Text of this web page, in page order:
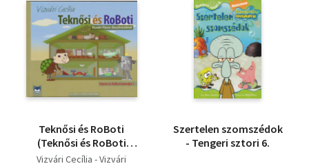
Teknősi és RoBoti
(Teknősi és RoBoti
kalandjai 1.)
Vizvári Cecília - Vizvári
Szertelen szomszédok
- Tengeri sztori 6.